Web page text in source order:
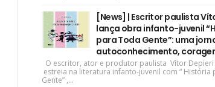
[News] | Escritor paulista
lança obra infanto-juvenil
para Toda Gente”: uma
autoconhecimento,
O escritor, ator e produtor paulista Vítor Depieri
estreia na literatura infanto-juvenil com “ História
Gente” ,...